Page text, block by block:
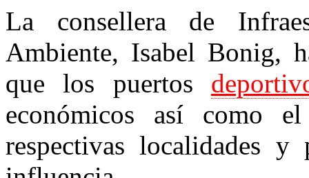
La consellera de
Ambiente, Isabel Bonig,
que los puertos
económicos así como
respectivas localidades